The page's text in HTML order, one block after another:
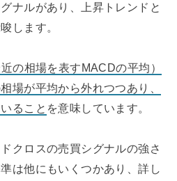
ナルがあり、上昇トレンドと
します。
の相場を表すMACDの平均）
場が平均から外れつつあり、
ること を意味しています。
クロスの売買シグナルの強さ
は他にもいくつかあり、詳し